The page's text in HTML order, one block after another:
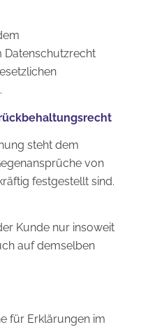
Datenschutzrecht
steht dem
von
festgestellt sind.
Kunde nur insoweit
auf demselben
für Erklärungen im